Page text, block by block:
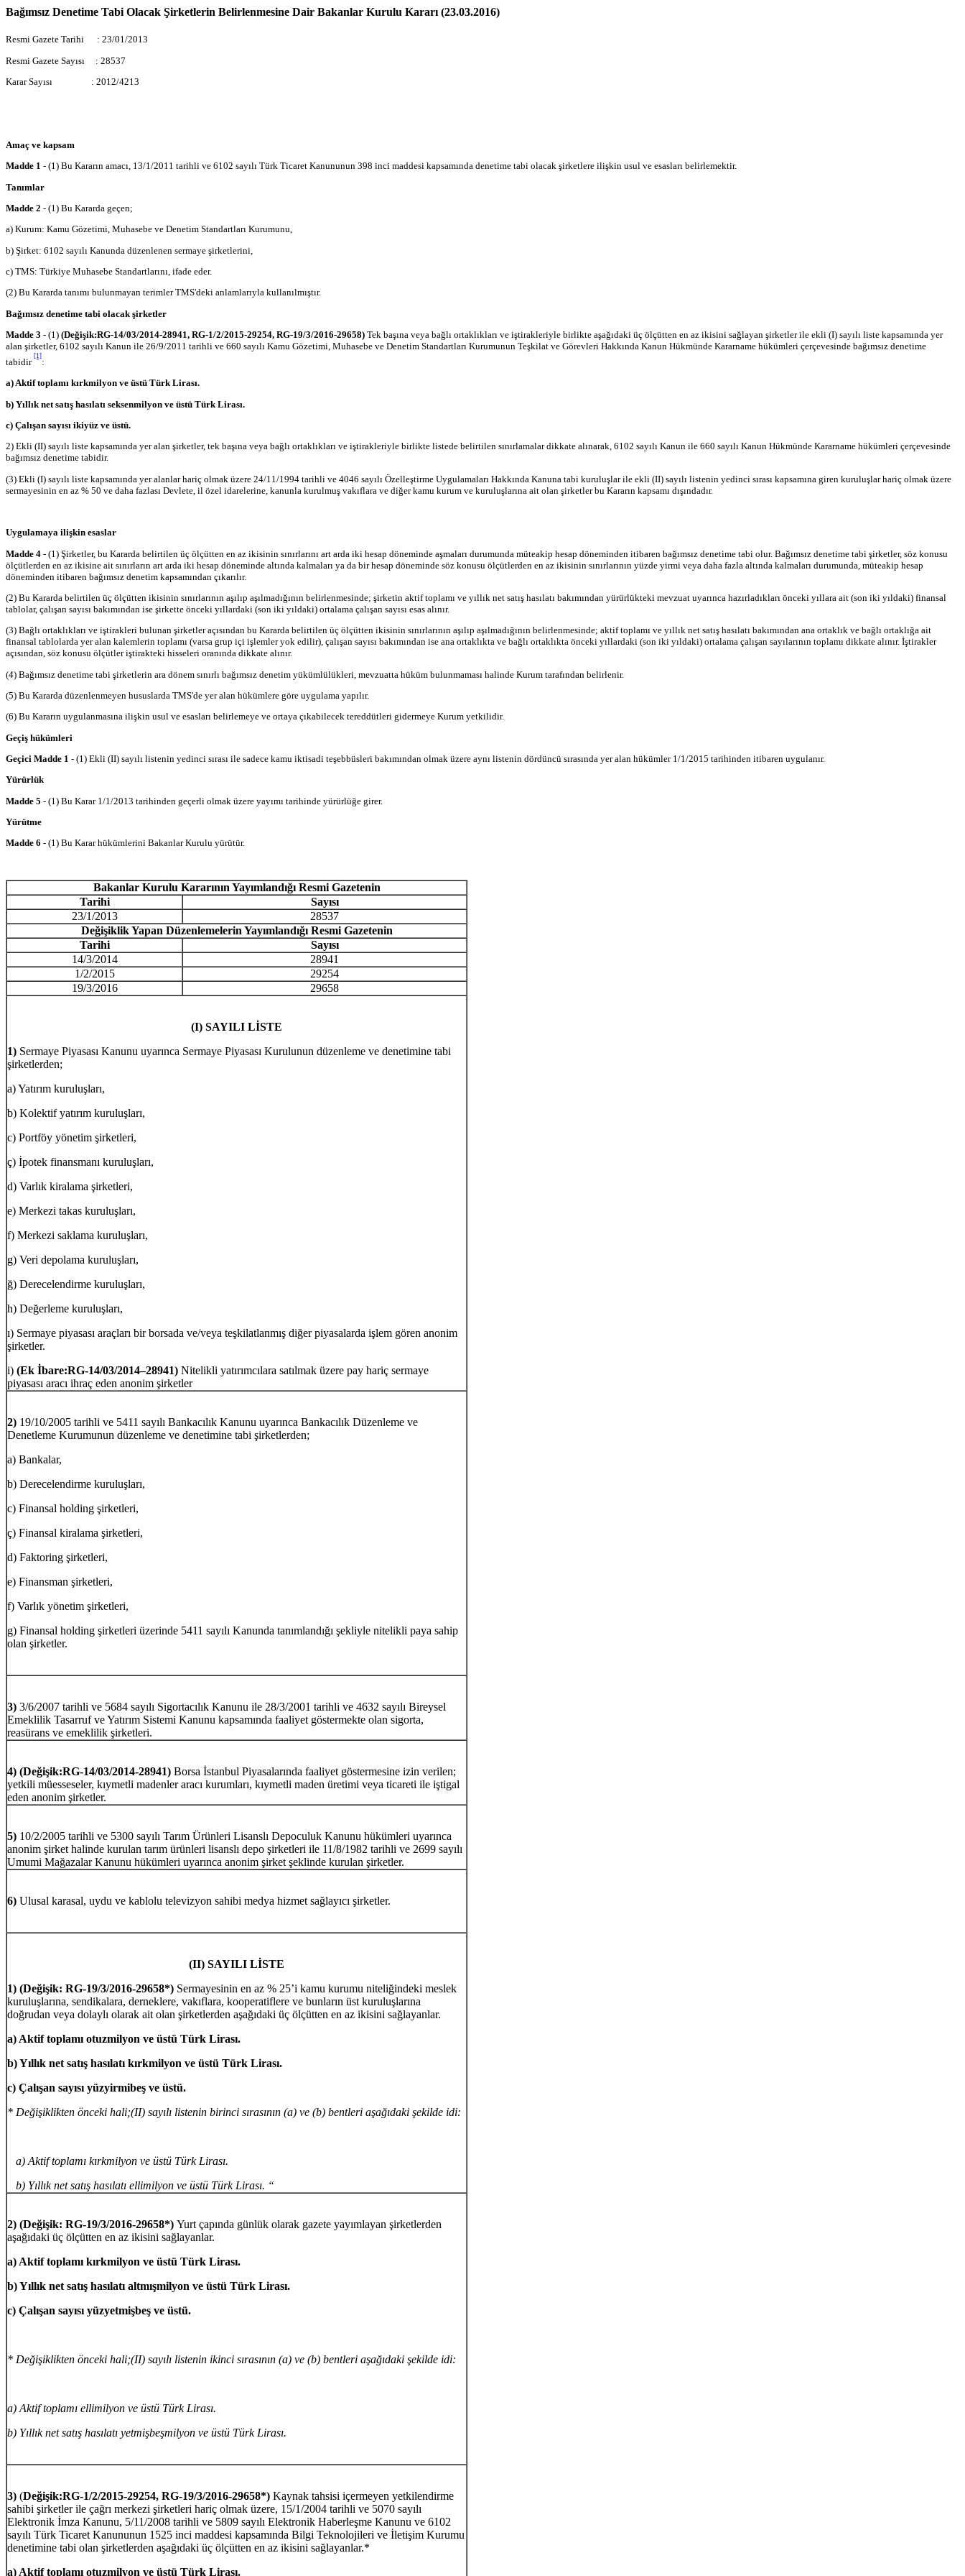
Bağımsız Denetime Tabi Olacak Şirketlerin Belirlenmesine Dair Bakanlar Kurulu Kararı (23.03.2016)
Resmi Gazete Tarihi : 23/01/2013
Resmi Gazete Sayısı : 28537
Karar Sayısı : 2012/4213
Amaç ve kapsam
Madde 1 - (1) Bu Kararın amacı, 13/1/2011 tarihli ve 6102 sayılı Türk Ticaret Kanununun 398 inci maddesi kapsamında denetime tabi olacak şirketlere ilişkin usul ve esasları belirlemektir.
Tanımlar
Madde 2 - (1) Bu Kararda geçen;
a) Kurum: Kamu Gözetimi, Muhasebe ve Denetim Standartları Kurumunu,
b) Şirket: 6102 sayılı Kanunda düzenlenen sermaye şirketlerini,
c) TMS: Türkiye Muhasebe Standartlarını, ifade eder.
(2) Bu Kararda tanımı bulunmayan terimler TMS'deki anlamlarıyla kullanılmıştır.
Bağımsız denetime tabi olacak şirketler
Madde 3 - (1) (Değişik:RG-14/03/2014-28941, RG-1/2/2015-29254, RG-19/3/2016-29658) Tek başına veya bağlı ortaklıkları ve iştirakleriyle birlikte aşağıdaki üç ölçütten en az ikisini sağlayan şirketler ile ekli (I) sayılı liste kapsamında yer
alan şirketler, 6102 sayılı Kanun ile 26/9/2011 tarihli ve 660 sayılı Kamu Gözetimi, Muhasebe ve Denetim Standartları Kurumunun Teşkilat ve Görevleri Hakkında Kanun Hükmünde Kararname hükümleri çerçevesinde bağımsız denetime
tabidir
[1]
:
a) Aktif toplamı kırkmilyon ve üstü Türk Lirası.
b) Yıllık net satış hasılatı seksenmilyon ve üstü Türk Lirası.
c) Çalışan sayısı ikiyüz ve üstü.
2) Ekli (II) sayılı liste kapsamında yer alan şirketler, tek başına veya bağlı ortaklıkları ve iştirakleriyle birlikte listede belirtilen sınırlamalar dikkate alınarak, 6102 sayılı Kanun ile 660 sayılı Kanun Hükmünde Kararname hükümleri çerçevesinde
bağımsız denetime tabidir.
(3) Ekli (I) sayılı liste kapsamında yer alanlar hariç olmak üzere 24/11/1994 tarihli ve 4046 sayılı Özelleştirme Uygulamaları Hakkında Kanuna tabi kuruluşlar ile ekli (II) sayılı listenin yedinci sırası kapsamına giren kuruluşlar hariç olmak üzere
sermayesinin en az % 50 ve daha fazlası Devlete, il özel idarelerine, kanunla kurulmuş vakıflara ve diğer kamu kurum ve kuruluşlarına ait olan şirketler bu Kararın kapsamı dışındadır.
Uygulamaya ilişkin esaslar
Madde 4 - (1) Şirketler, bu Kararda belirtilen üç ölçütten en az ikisinin sınırlarını art arda iki hesap döneminde aşmaları durumunda müteakip hesap döneminden itibaren bağımsız denetime tabi olur. Bağımsız denetime tabi şirketler, söz konusu
ölçütlerden en az ikisine ait sınırların art arda iki hesap döneminde altında kalmaları ya da bir hesap döneminde söz konusu ölçütlerden en az ikisinin sınırlarının yüzde yirmi veya daha fazla altında kalmaları durumunda, müteakip hesap
döneminden itibaren bağımsız denetim kapsamından çıkarılır.
(2) Bu Kararda belirtilen üç ölçütten ikisinin sınırlarının aşılıp aşılmadığının belirlenmesinde; şirketin aktif toplamı ve yıllık net satış hasılatı bakımından yürürlükteki mevzuat uyarınca hazırladıkları önceki yıllara ait (son iki yıldaki) finansal
tablolar, çalışan sayısı bakımından ise şirkette önceki yıllardaki (son iki yıldaki) ortalama çalışan sayısı esas alınır.
(3) Bağlı ortaklıkları ve iştirakleri bulunan şirketler açısından bu Kararda belirtilen üç ölçütten ikisinin sınırlarının aşılıp aşılmadığının belirlenmesinde; aktif toplamı ve yıllık net satış hasılatı bakımından ana ortaklık ve bağlı ortaklığa ait
finansal tablolarda yer alan kalemlerin toplamı (varsa grup içi işlemler yok edilir), çalışan sayısı bakımından ise ana ortaklıkta ve bağlı ortaklıkta önceki yıllardaki (son iki yıldaki) ortalama çalışan sayılarının toplamı dikkate alınır. İştirakler
açısından, söz konusu ölçütler iştirakteki hisseleri oranında dikkate alınır.
(4) Bağımsız denetime tabi şirketlerin ara dönem sınırlı bağımsız denetim yükümlülükleri, mevzuatta hüküm bulunmaması halinde Kurum tarafından belirlenir.
(5) Bu Kararda düzenlenmeyen hususlarda TMS'de yer alan hükümlere göre uygulama yapılır.
(6) Bu Kararın uygulanmasına ilişkin usul ve esasları belirlemeye ve ortaya çıkabilecek tereddütleri gidermeye Kurum yetkilidir.
Geçiş hükümleri
Geçici Madde 1 - (1) Ekli (II) sayılı listenin yedinci sırası ile sadece kamu iktisadi teşebbüsleri bakımından olmak üzere aynı listenin dördüncü sırasında yer alan hükümler 1/1/2015 tarihinden itibaren uygulanır.
Yürürlük
Madde 5 - (1) Bu Karar 1/1/2013 tarihinden geçerli olmak üzere yayımı tarihinde yürürlüğe girer.
Yürütme
Madde 6 - (1) Bu Karar hükümlerini Bakanlar Kurulu yürütür.
Bakanlar Kurulu Kararının Yayımlandığı Resmi Gazetenin
Tarihi
Sayısı
23/1/2013
28537
Değişiklik Yapan Düzenlemelerin Yayımlandığı Resmi Gazetenin
Tarihi
Sayısı
14/3/2014
28941
1/2/2015
29254
19/3/2016
29658
(I) SAYILI LİSTE
1) Sermaye Piyasası Kanunu uyarınca Sermaye Piyasası Kurulunun düzenleme ve denetimine tabi
şirketlerden;
a) Yatırım kuruluşları,
b) Kolektif yatırım kuruluşları,
c) Portföy yönetim şirketleri,
ç) İpotek finansmanı kuruluşları,
d) Varlık kiralama şirketleri,
e) Merkezi takas kuruluşları,
f) Merkezi saklama kuruluşları,
g) Veri depolama kuruluşları,
ğ) Derecelendirme kuruluşları,
h) Değerleme kuruluşları,
ı) Sermaye piyasası araçları bir borsada ve/veya teşkilatlanmış diğer piyasalarda işlem gören anonim
şirketler.
i) (Ek İbare:RG-14/03/2014–28941) Nitelikli yatırımcılara satılmak üzere pay hariç sermaye
piyasası aracı ihraç eden anonim şirketler
2) 19/10/2005 tarihli ve 5411 sayılı Bankacılık Kanunu uyarınca Bankacılık Düzenleme ve
Denetleme Kurumunun düzenleme ve denetimine tabi şirketlerden;
a) Bankalar,
b) Derecelendirme kuruluşları,
c) Finansal holding şirketleri,
ç) Finansal kiralama şirketleri,
d) Faktoring şirketleri,
e) Finansman şirketleri,
f) Varlık yönetim şirketleri,
g) Finansal holding şirketleri üzerinde 5411 sayılı Kanunda tanımlandığı şekliyle nitelikli paya sahip
olan şirketler.
3) 3/6/2007 tarihli ve 5684 sayılı Sigortacılık Kanunu ile 28/3/2001 tarihli ve 4632 sayılı Bireysel
Emeklilik Tasarruf ve Yatırım Sistemi Kanunu kapsamında faaliyet göstermekte olan sigorta,
reasürans ve emeklilik şirketleri.
4) (Değişik:RG-14/03/2014-28941) Borsa İstanbul Piyasalarında faaliyet göstermesine izin verilen;
yetkili müesseseler, kıymetli madenler aracı kurumları, kıymetli maden üretimi veya ticareti ile iştigal
eden anonim şirketler.
5) 10/2/2005 tarihli ve 5300 sayılı Tarım Ürünleri Lisanslı Depoculuk Kanunu hükümleri uyarınca
anonim şirket halinde kurulan tarım ürünleri lisanslı depo şirketleri ile 11/8/1982 tarihli ve 2699 sayılı
Umumi Mağazalar Kanunu hükümleri uyarınca anonim şirket şeklinde kurulan şirketler.
6) Ulusal karasal, uydu ve kablolu televizyon sahibi medya hizmet sağlayıcı şirketler.
(II) SAYILI LİSTE
1) (Değişik: RG-19/3/2016-29658*) Sermayesinin en az % 25’i kamu kurumu niteliğindeki meslek
kuruluşlarına, sendikalara, derneklere, vakıflara, kooperatiflere ve bunların üst kuruluşlarına
doğrudan veya dolaylı olarak ait olan şirketlerden aşağıdaki üç ölçütten en az ikisini sağlayanlar.
a) Aktif toplamı otuzmilyon ve üstü Türk Lirası.
b) Yıllık net satış hasılatı kırkmilyon ve üstü Türk Lirası.
c) Çalışan sayısı yüzyirmibeş ve üstü.
* Değişiklikten önceki hali;(II) sayılı listenin birinci sırasının (a) ve (b) bentleri aşağıdaki şekilde idi:
a) Aktif toplamı kırkmilyon ve üstü Türk Lirası.
b) Yıllık net satış hasılatı ellimilyon ve üstü Türk Lirası. “
2) (Değişik: RG-19/3/2016-29658*) Yurt çapında günlük olarak gazete yayımlayan şirketlerden
aşağıdaki üç ölçütten en az ikisini sağlayanlar.
a) Aktif toplamı kırkmilyon ve üstü Türk Lirası.
b) Yıllık net satış hasılatı altmışmilyon ve üstü Türk Lirası.
c) Çalışan sayısı yüzyetmişbeş ve üstü.
* Değişiklikten önceki hali;(II) sayılı listenin ikinci sırasının (a) ve (b) bentleri aşağıdaki şekilde idi:
a) Aktif toplamı ellimilyon ve üstü Türk Lirası.
b) Yıllık net satış hasılatı yetmişbeşmilyon ve üstü Türk Lirası.
3) (Değişik:RG-1/2/2015-29254, RG-19/3/2016-29658*) Kaynak tahsisi içermeyen yetkilendirme
sahibi şirketler ile çağrı merkezi şirketleri hariç olmak üzere, 15/1/2004 tarihli ve 5070 sayılı
Elektronik İmza Kanunu, 5/11/2008 tarihli ve 5809 sayılı Elektronik Haberleşme Kanunu ve 6102
sayılı Türk Ticaret Kanununun 1525 inci maddesi kapsamında Bilgi Teknolojileri ve İletişim Kurumu
denetimine tabi olan şirketlerden aşağıdaki üç ölçütten en az ikisini sağlayanlar.*
a) Aktif toplamı otuzmilyon ve üstü Türk Lirası.